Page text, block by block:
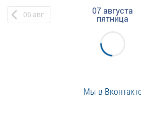
06 авг 07 августа
пятница
Мы в